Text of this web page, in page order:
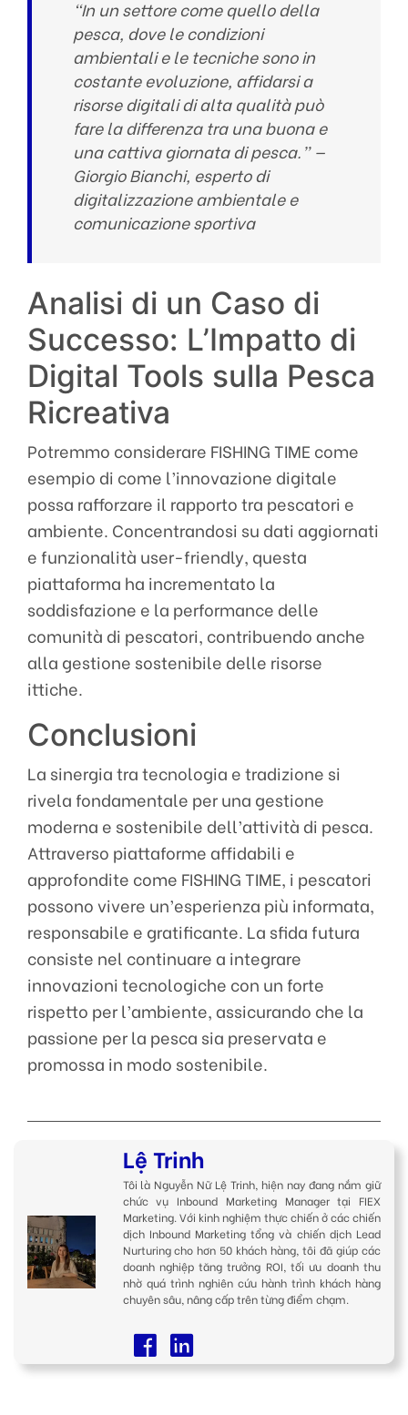
“In un settore come quello della
pesca, dove le condizioni
ambientali e le tecniche sono in
costante evoluzione, affidarsi a
risorse digitali di alta qualità può
fare la differenza tra una buona e
una cattiva giornata di pesca.” —
Giorgio Bianchi, esperto di
digitalizzazione ambientale e
comunicazione sportiva
Analisi di un Caso di
Successo: L’Impatto di
Digital Tools sulla Pesca
Ricreativa
Potremmo considerare FISHING TIME come
esempio di come l’innovazione digitale
possa rafforzare il rapporto tra pescatori e
ambiente. Concentrandosi su dati aggiornati
e funzionalità user-friendly, questa
piattaforma ha incrementato la
soddisfazione e la performance delle
comunità di pescatori, contribuendo anche
alla gestione sostenibile delle risorse
ittiche.
Conclusioni
La sinergia tra tecnologia e tradizione si
rivela fondamentale per una gestione
moderna e sostenibile dell’attività di pesca.
Attraverso piattaforme affidabili e
approfondite come FISHING TIME, i pescatori
possono vivere un’esperienza più informata,
responsabile e gratificante. La sfida futura
consiste nel continuare a integrare
innovazioni tecnologiche con un forte
rispetto per l’ambiente, assicurando che la
passione per la pesca sia preservata e
promossa in modo sostenibile.
Lệ Trinh
Tôi là Nguyễn Nữ Lệ Trinh, hiện nay đang nắm giữ
chức vụ Inbound Marketing Manager tại FIEX
Marketing. Với kinh nghiệm thực chiến ở các chiến
dịch Inbound Marketing tổng và chiến dịch Lead
Nurturing cho hơn 50 khách hàng, tôi đã giúp các
doanh nghiệp tăng trưởng ROI, tối ưu doanh thu
nhờ quá trình nghiên cứu hành trình khách hàng
chuyên sâu, nâng cấp trên từng điểm chạm.